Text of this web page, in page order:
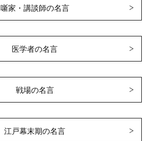
噺家・講談師の名言
医学者の名言
戦場の名言
江戸幕末期の名言